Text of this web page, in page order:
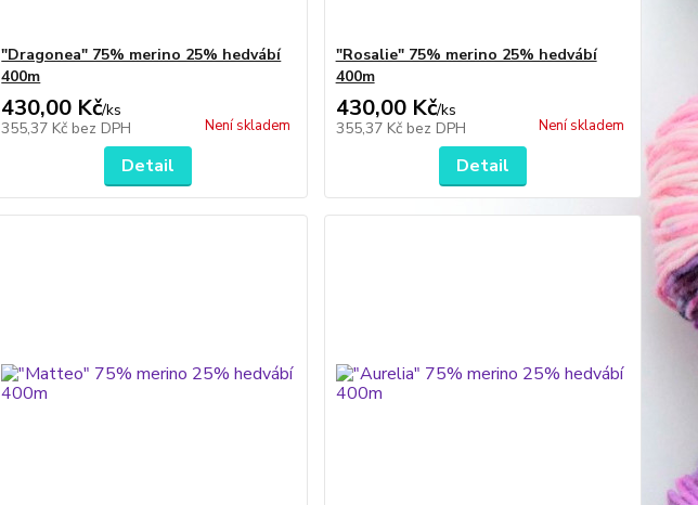
"Dragonea" 75% merino 25% hedvábí
400m
430,00 Kč/ks
355,37 Kč bez DPH Není skladem
Detail
"Rosalie" 75% merino 25% hedvábí
400m
430,00 Kč/ks
355,37 Kč bez DPH Není skladem
Detail